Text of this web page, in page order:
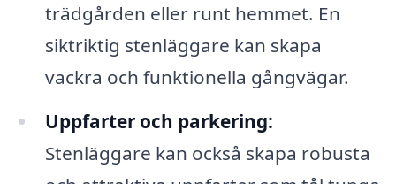
trädgården eller runt hemmet. En
siktriktig stenläggare kan skapa
vackra och funktionella gångvägar.
Uppfarter och parkering:
Stenläggare kan också skapa robusta